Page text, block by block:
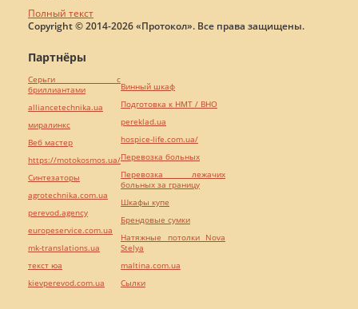
Полный текст
Copyright © 2014-2026 «Протокол». Все права защищены.
Партнёры
Серьги с
бриллиантами
alliancetechnika.ua
миралинкс
Веб мастер
https://motokosmos.ua/
Синтезаторы
agrotechnika.com.ua
perevod.agency
europeservice.com.ua
mk-translations.ua
текст юа
kievperevod.com.ua
Винный шкаф
Подготовка к НМТ / ВНО
pereklad.ua
hospice-life.com.ua/
Перевозка больных
Перевозка лежачих
больных за границу
Шкафы купе
Брендовые сумки
Натяжные потолки Nova
Stelya
maltina.com.ua
Cылки